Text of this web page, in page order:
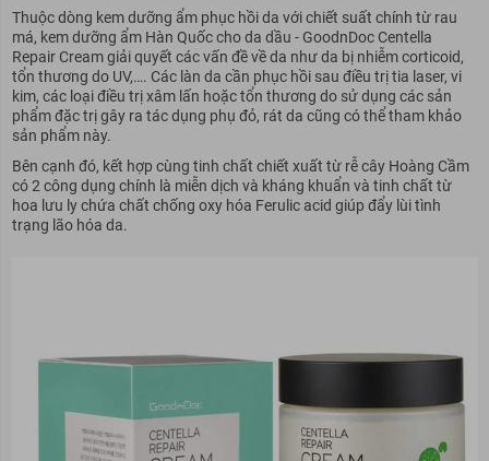
Thuộc dòng kem dưỡng ẩm phục hồi da với chiết suất chính từ rau
má, kem dưỡng ẩm Hàn Quốc cho da dầu - GoodnDoc Centella
Repair Cream giải quyết các vấn đề về da như da bị nhiễm corticoid,
tổn thương do UV,…. Các làn da cần phục hồi sau điều trị tia laser, vi
kim, các loại điều trị xâm lấn hoặc tổn thương do sử dụng các sản
phẩm đặc trị gây ra tác dụng phụ đỏ, rát da cũng có thể tham khảo
sản phẩm này.
Bên cạnh đó, kết hợp cùng tinh chất chiết xuất từ rễ cây Hoàng Cầm
có 2 công dụng chính là miễn dịch và kháng khuẩn và tinh chất từ
hoa lưu ly chứa chất chống oxy hóa Ferulic acid giúp đẩy lùi tình
trạng lão hóa da.